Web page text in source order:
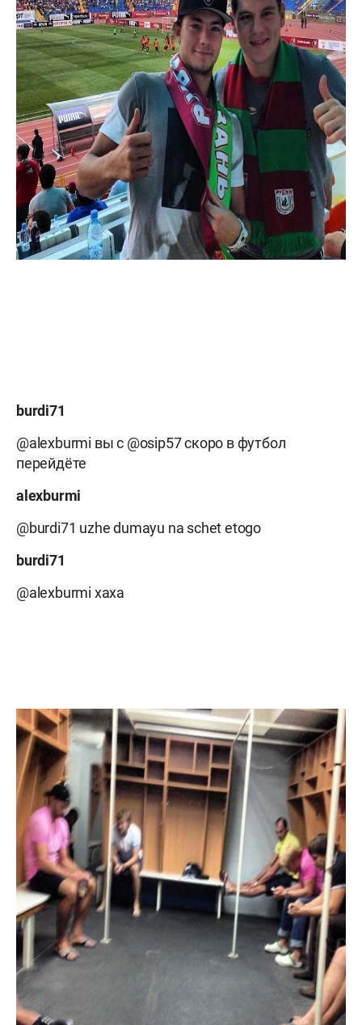
burdi71
@alexburmi вы с @osip57 скоро в футбол
перейдёте
alexburmi
@burdi71 uzhe dumayu na schet etogo
burdi71
@alexburmi хаха